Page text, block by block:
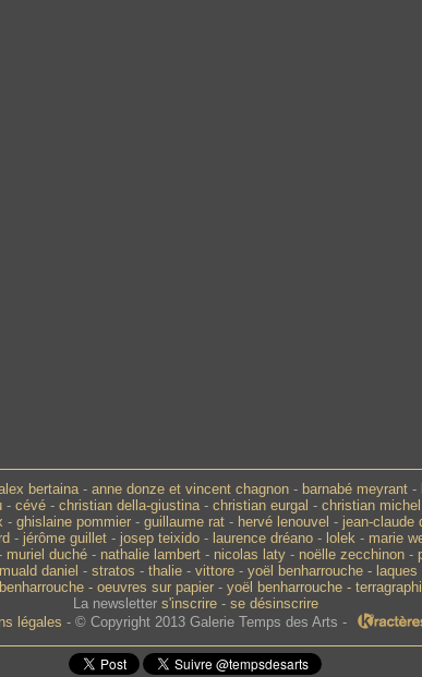
bertaina- anne donze et vincent chagnon- barnabé meyrant-
- cévé- christian della-giustina- christian eurgal - christian michel
- ghislaine pommier- guillaume rat- hervé lenouvel - jean-claude
- jérôme guillet - josep teixido - laurence dréano - lolek - marie
muriel duché - nathalie lambert - nicolas laty - noëlle zecchinon -
daniel - stratos - thalie - vittore - yoël benharrouche - laques
- oeuvres sur papier - yoël benharrouche -
La newsletter s'inscrire - se désinscrire
légales - © Copyright 2013 Galerie Temps des Arts -